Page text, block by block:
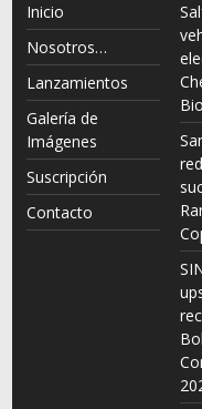
Inicio
Nosotros…
Lanzamientos
Galería de
Imágenes
Suscripción
Contacto